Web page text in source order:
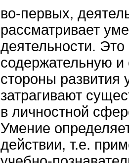
во-первых,
рассматривает
деятельности.
содержательную
стороны развития
затрагивают
в личностной
Умение
действии, т.е.